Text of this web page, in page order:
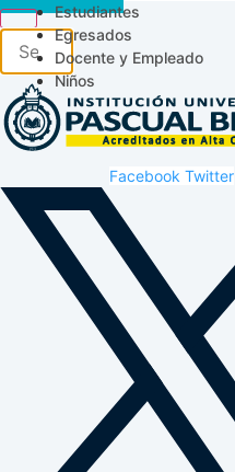
Estudiantes
Egresados
Docente y Empleado
Niños
Facebook Twitter